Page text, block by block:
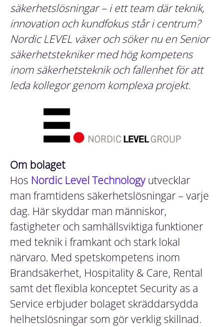
säkerhetslösningar – i ett team där teknik,
innovation och kundfokus står i centrum?
Nordic LEVEL växer och söker nu en Senior
säkerhetstekniker med hög kompetens
inom säkerhetsteknik och fallenhet för att
leda kollegor genom komplexa projekt.
Om bolaget
Hos Nordic Level Technologyutvecklar
man framtidens säkerhetslösningar – varje
dag. Här skyddar man människor,
fastigheter och samhällsviktiga funktioner
med teknik i framkant och stark lokal
närvaro. Med spetskompetens inom
Brandsäkerhet, Hospitality & Care, Rental
samt det flexibla konceptet Security as a
Service erbjuder bolaget skräddarsydda
helhetslösningar som gör verklig skillnad.